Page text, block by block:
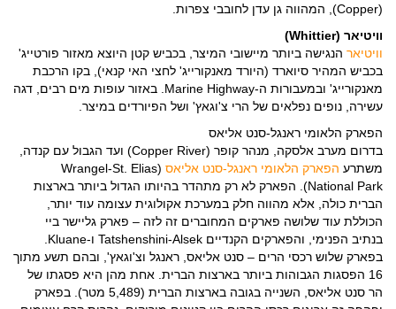
(Copper), המהווה גן עדן לחובבי צפרות.
וויטיאר (Whittier)
וויטיאר הנגישה ביותר מיישובי המיצר, בכביש קטן היוצא מאזור פורטייג'
בכביש המהיר סיוארד (היורד מאנקורייג' לחצי האי קנאי), בקו הרכבת
מאנקורייג' ובמעבורות ה-Marine Highway. באזור עופות מים רבים, דגה
עשירה, נופים נפלאים של הרי צ'וגאץ' ושל הפיורדים במיצר.
הפארק הלאומי ראנגל-סנט אליאס
בדרום מערב אלסקה, מנהר קופר (Copper River) ועד הגבול עם קנדה,
משתרע הפארק הלאומי ראנגל-סנט אליאס (Wrangel-St. Elias
National Park). הפארק לא רק מתהדר בהיותו הגדול ביותר בארצות
הברית כולה, אלא מהווה חלק במערכת אקולוגית עצומה עוד יותר,
הכוללת עוד שלושה פארקים המחוברים זה לזה – פארק גליישר ביי
בפארק שלוש רכסי הרים – סנט אליאס, ראנגל וצ'וגאץ', ובהם תשע מתוך
16 הפסגות הגבוהות ביותר בארצות הברית. אחת מהן היא פסגתו של
הר סנט אליאס, השנייה בגובה בארצות הברית (5,489 מטר). בפארק